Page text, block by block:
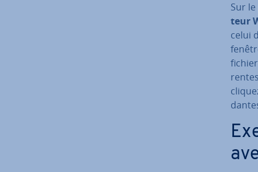
Sur
teur
celui